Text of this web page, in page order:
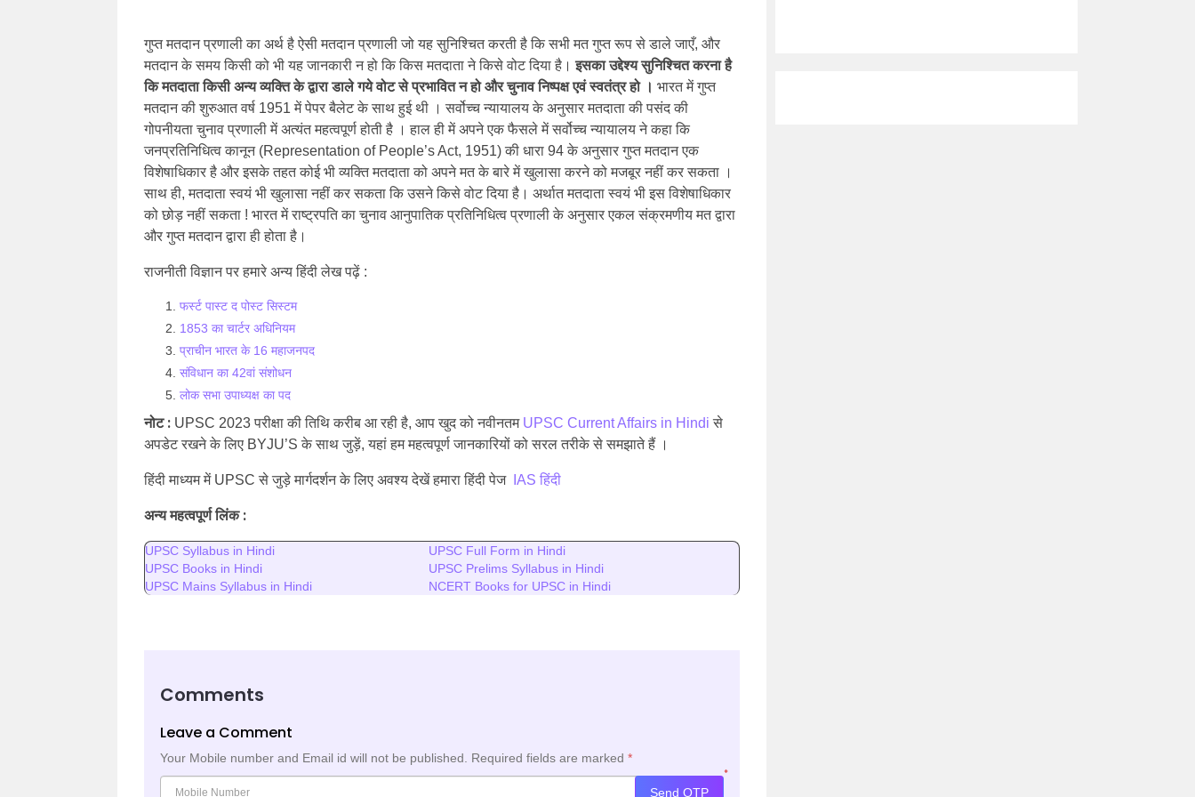
गुप्त मतदान प्रणाली का अर्थ है ऐसी मतदान प्रणाली जो यह सुनिश्चित करती है कि सभी मत गुप्त रूप से डाले जाएँ, और
मतदान के समय किसी को भी यह जानकारी न हो कि किस मतदाता ने किसे वोट दिया है।इसका उद्देश्य सुनिश्चित करना है
कि मतदाता किसी अन्य व्यक्ति के द्वारा डाले गये वोट से प्रभावित न हो और चुनाव निष्पक्ष एवं स्वतंत्र हो । भारत में गुप्त
मतदान की शुरुआत वर्ष 1951 में पेपर बैलेट के साथ हुई थी । सर्वोच्च न्यायालय के अनुसार मतदाता की पसंद की
गोपनीयता चुनाव प्रणाली में अत्यंत महत्वपूर्ण होती है । हाल ही में अपने एक फैसले में सर्वोच्च न्यायालय ने कहा कि
जनप्रतिनिधित्व कानून (Representation of People’s Act, 1951) की धारा 94 के अनुसार गुप्त मतदान एक
विशेषाधिकार है और इसके तहत कोई भी व्यक्ति मतदाता को अपने मत के बारे में खुलासा करने को मजबूर नहीं कर सकता ।
साथ ही, मतदाता स्वयं भी खुलासा नहीं कर सकता कि उसने किसे वोट दिया है। अर्थात मतदाता स्वयं भी इस विशेषाधिकार
को छोड़ नहीं सकता ! भारत में राष्ट्रपति का चुनाव आनुपातिक प्रतिनिधित्व प्रणाली के अनुसार एकल संक्रमणीय मत द्वारा
और गुप्त मतदान द्वारा ही होता है।
राजनीती विज्ञान पर हमारे अन्य हिंदी लेख पढ़ें :
फर्स्ट पास्ट द पोस्ट सिस्टम
1853 का चार्टर अधिनियम
प्राचीन भारत के 16 महाजनपद
संविधान का 42वां संशोधन
लोक सभा उपाध्यक्ष का पद
नोट : UPSC 2023 परीक्षा की तिथि करीब आ रही है, आप खुद को नवीनतम UPSC Current Affairs in Hindi से
अपडेट रखने के लिए BYJU’S के साथ जुड़ें, यहां हम महत्वपूर्ण जानकारियों को सरल तरीके से समझाते हैं ।
हिंदी माध्यम में UPSC से जुड़े मार्गदर्शन के लिए अवश्य देखें हमारा हिंदी पेज IAS हिंदी
अन्य महत्वपूर्ण लिंक :
UPSC Syllabus in Hindi
UPSC Full Form in Hindi
UPSC Books in Hindi
UPSC Prelims Syllabus in Hindi
UPSC Mains Syllabus in Hindi
NCERT Books for UPSC in Hindi
Comments
Leave a Comment
Your Mobile number and Email id will not be published. Required fields are marked *
*
Send OTP